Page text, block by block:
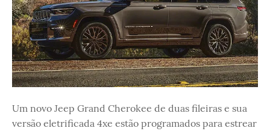
Um novo Jeep Grand Cherokee de duas fileiras e sua
versão eletrificada 4xe estão programados para estrear